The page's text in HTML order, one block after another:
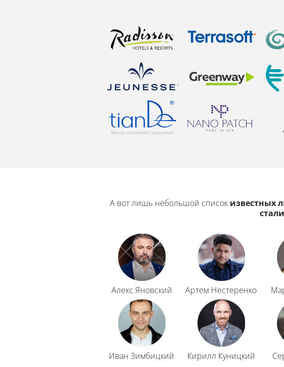
А вот лишь небольшой список известных
Алекс Яновский Артем Нестеренко
Иван Зимбицкий Кирилл Куницкий